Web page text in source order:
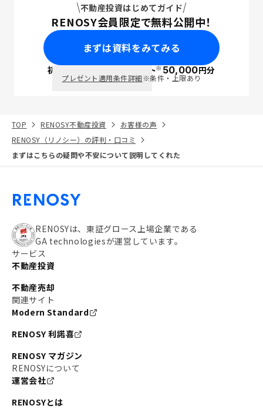
不動産投資はじめてガイド
RENOSY会員限定で無料公開中！
まずは資料をみてみる
初回面談で ポイント※50,000円分
プレゼント適用条件詳細※条件・上限あり
TOP RENOSY不動産投資
お客様の声
RENOSY（リノシー）の評判・口コミ
まずはこちらの疑問や不安について説明してくれた
RENOSYは、東証グロース上場企業である
GA technologiesが運営しています。
サービス
不動産投資
不動産売却
関連サイト
Modern Standard
RENOSY 利諾喜
RENOSY マガジン
RENOSYについて
運営会社
RENOSYとは